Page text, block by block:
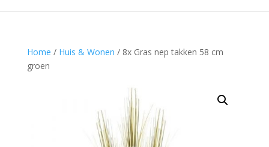
Home / Huis & Wonen / 8x Gras nep takken 58 cm
groen